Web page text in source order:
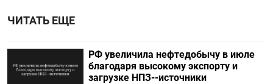
ЧИТАТЬ ЕЩЕ
РФ увеличила нефтедобычу в июле
благодаря высокому экспорту и
загрузке НПЗ--источники